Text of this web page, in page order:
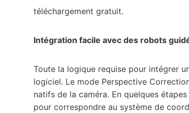
téléchargement gratuit.
Intégration facile avec des robots
Toute la logique requise pour intégrer
logiciel. Le mode Perspective
natifs de la caméra. En quelques
pour correspondre au système de